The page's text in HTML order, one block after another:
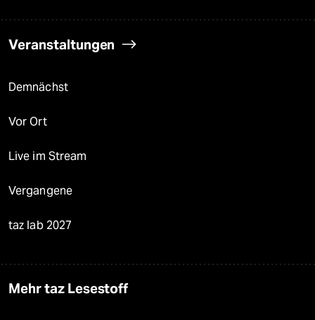
Veranstaltungen
Demnächst
Vor Ort
Live im Stream
Vergangene
taz lab 2027
Mehr taz Lesestoff